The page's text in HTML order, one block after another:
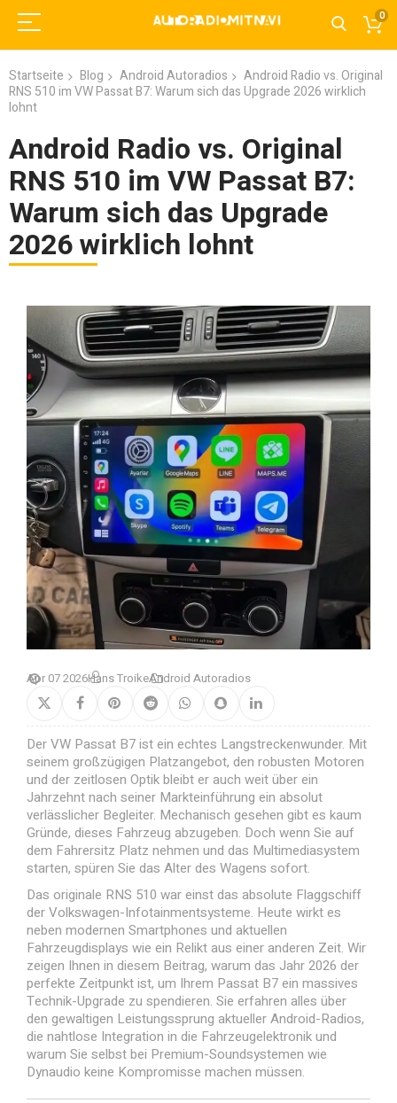
0
Startseite Blog Android Autoradios
Android Radio vs. Original
RNS 510 im VW Passat B7: Warum sich das Upgrade 2026 wirklich
lohnt
Android Radio vs. Original
RNS 510 im VW Passat B7:
Warum sich das Upgrade
2026 wirklich lohnt
Apr 07 2026Hans TroikeAndroid Autoradios
Der VW Passat B7 ist ein echtes Langstreckenwunder. Mit
seinem großzügigen Platzangebot, den robusten Motoren
und der zeitlosen Optik bleibt er auch weit über ein
Jahrzehnt nach seiner Markteinführung ein absolut
verlässlicher Begleiter. Mechanisch gesehen gibt es kaum
Gründe, dieses Fahrzeug abzugeben. Doch wenn Sie auf
dem Fahrersitz Platz nehmen und das Multimediasystem
starten, spüren Sie das Alter des Wagens sofort.
Das originale RNS 510 war einst das absolute Flaggschiff
der Volkswagen-Infotainmentsysteme. Heute wirkt es
neben modernen Smartphones und aktuellen
Fahrzeugdisplays wie ein Relikt aus einer anderen Zeit. Wir
zeigen Ihnen in diesem Beitrag, warum das Jahr 2026 der
perfekte Zeitpunkt ist, um Ihrem Passat B7 ein massives
Technik-Upgrade zu spendieren. Sie erfahren alles über
den gewaltigen Leistungssprung aktueller Android-Radios,
die nahtlose Integration in die Fahrzeugelektronik und
warum Sie selbst bei Premium-Soundsystemen wie
Dynaudio keine Kompromisse machen müssen.